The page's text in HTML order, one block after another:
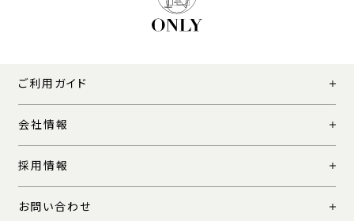
ご利用ガイド
会社情報
採用情報
お問い合わせ